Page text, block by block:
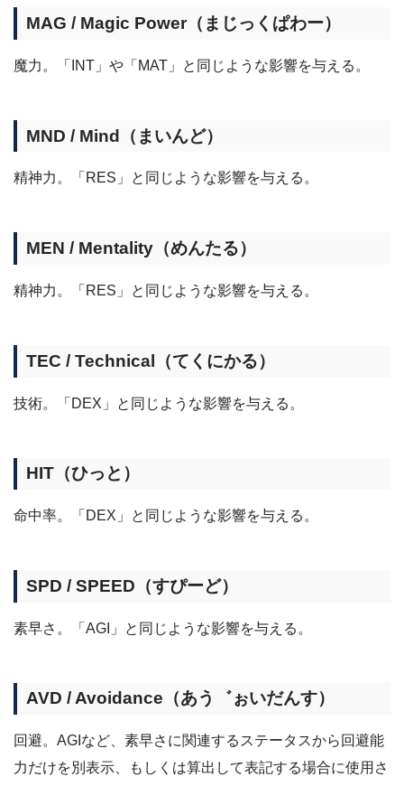
MAG / Magic Power（まじっくぱわー）
魔力。「INT」や「MAT」と同じような影響を与える。
MND / Mind（まいんど）
精神力。「RES」と同じような影響を与える。
MEN / Mentality（めんたる）
精神力。「RES」と同じような影響を与える。
TEC / Technical（てくにかる）
技術。「DEX」と同じような影響を与える。
HIT（ひっと）
命中率。「DEX」と同じような影響を与える。
SPD / SPEED（すぴーど）
素早さ。「AGI」と同じような影響を与える。
AVD / Avoidance（あう゛ぉいだんす）
回避。AGIなど、素早さに関連するステータスから回避能
力だけを別表示、もしくは算出して表記する場合に使用さ